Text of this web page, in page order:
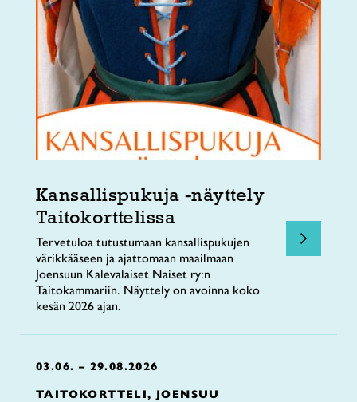
Kansallispukuja -näyttely
Taitokorttelissa
Tervetuloa tutustumaan kansallispukujen
värikkääseen ja ajattomaan maailmaan
Joensuun Kalevalaiset Naiset ry:n
Taitokammariin. Näyttely on avoinna koko
kesän 2026 ajan.
03.06. – 29.08.2026
TAITOKORTTELI, JOENSUU